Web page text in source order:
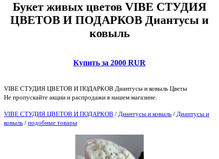
Букет живых цветов VIBE СТУДИЯ
ЦВЕТОВ И ПОДАРКОВ Диантусы и
ковыль
Купить за 2000 RUR
VIBE СТУДИЯ ЦВЕТОВ И ПОДАРКОВ Диантусы и ковыль Цветы
Не пропускайте акции и распродажи в нашем магазине.
VIBE СТУДИЯ ЦВЕТОВ И ПОДАРКОВ / Диантусы и ковыль / Диантусы и
ковыль / подобные товары